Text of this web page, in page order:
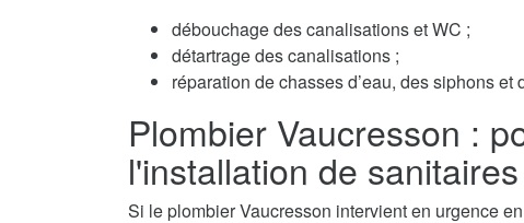
débouchage des canalisations et WC ;
détartrage des canalisations ;
réparation de chasses d’eau, des siphons et
Plombier Vaucresson :
l'installation de sanitaires
Si le plombier Vaucresson intervient en urgence